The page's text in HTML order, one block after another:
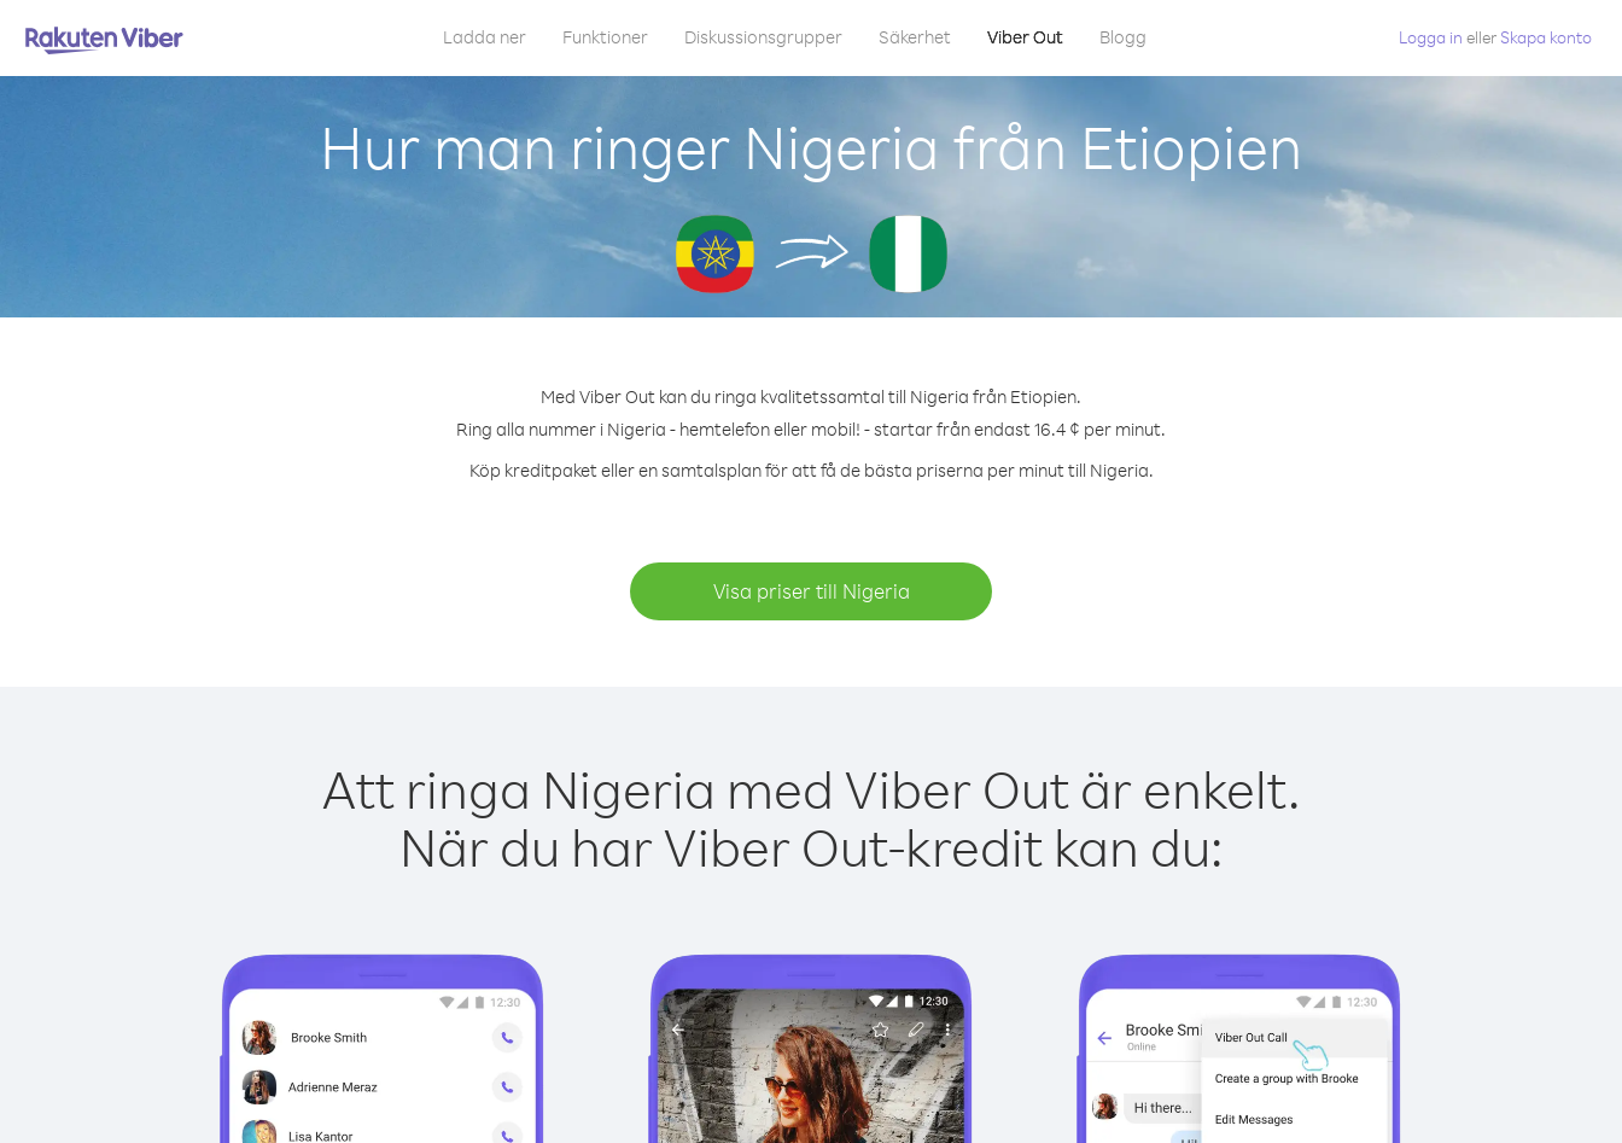
Ladda ner Funktioner Diskussionsgrupper Säkerhet Viber Out Blogg Logga in eller Skapa konto
Hur man ringer Nigeria från Etiopien
Med Viber Out kan du ringa kvalitetssamtal till Nigeria från Etiopien.
Ring alla nummer i Nigeria - hemtelefon eller mobil! - startar från endast 16.4 ¢ per minut.
Köp kreditpaket eller en samtalsplan för att få de bästa priserna per minut till Nigeria.
Visa priser till Nigeria
Att ringa Nigeria med Viber Out är enkelt.
När du har Viber Out-kredit kan du: